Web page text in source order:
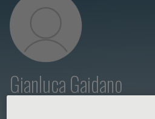
Gianluca Gaidano